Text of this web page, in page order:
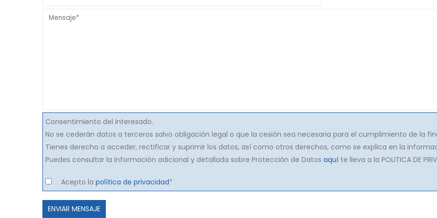
Consentimiento del interesado.
No se cederán datos a terceros salvo obligación legal o que la cesión sea necesaria para el cumplimiento de la
Tienes derecho a acceder, rectificar y suprimir los datos, así como otros derechos, como se explica en la
Puedes consultar la información adicional y detallada sobre Protección de Datos aquí te lleva a la POLITICA DE
Acepto la política de privacidad*
Por
favor,